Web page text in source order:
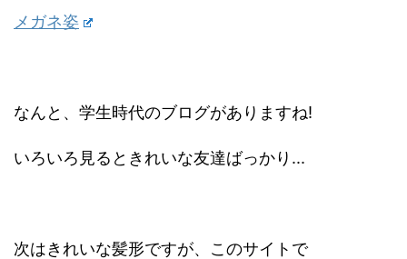
メガネ姿
なんと、学生時代のブログがありますね!
いろいろ見るときれいな友達ばっかり...
次はきれいな髪形ですが、このサイトで